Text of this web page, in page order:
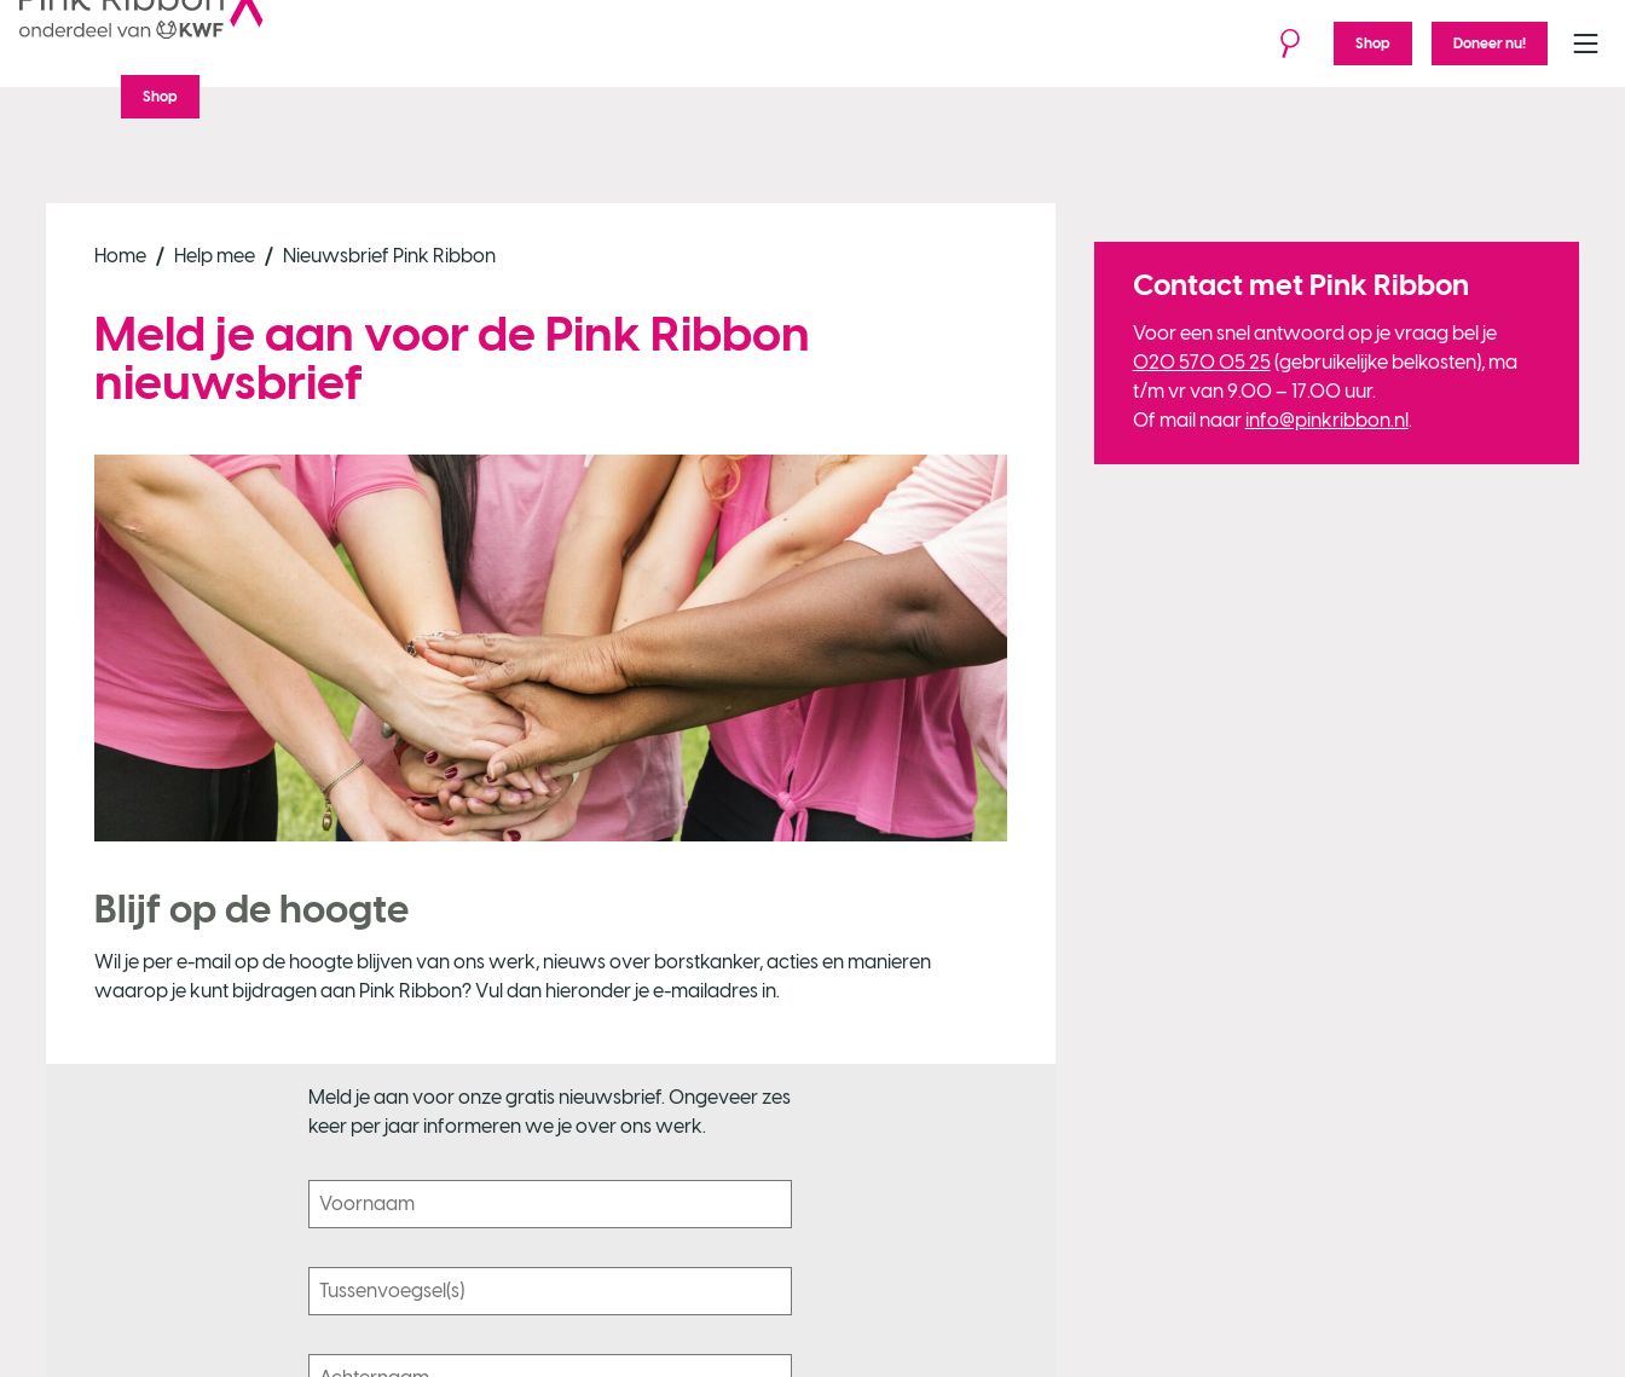
Shop
Shop
Doneer nu!
Home Help mee Nieuwsbrief Pink Ribbon
Meld je aan voor de Pink Ribbon
nieuwsbrief
Blijf op de hoogte
Wil je per e-mail op de hoogte blijven van ons werk, nieuws over borstkanker, acties en manieren
waarop je kunt bijdragen aan Pink Ribbon? Vul dan hieronder je e-mailadres in.
Meld je aan voor onze gratis nieuwsbrief. Ongeveer zes
keer per jaar informeren we je over ons werk.
Contact met Pink Ribbon
Voor een snel antwoord op je vraag bel je
020 570 05 25(gebruikelijke belkosten), ma
t/m vr van 9.00 – 17.00 uur.
Of mail naar info@pinkribbon.nl.